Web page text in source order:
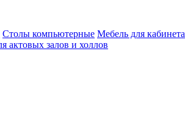
Столы компьютерные Мебель для кабинета
актовых залов и холлов